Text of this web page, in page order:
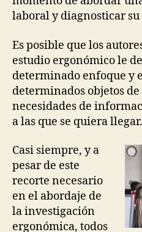
laboral y diagnosticar
Es posible que los
estudio ergonómico le
determinado enfoque y
determinados objetos
necesidades de
a las que se quiera llegar.
Casi siempre, y a
pesar de este
recorte necesario
en el abordaje de
la investigación
ergonómica, todos